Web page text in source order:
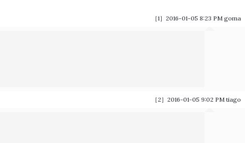
［1］2016-01-05 8:23 PM goma
［2］2016-01-05 9:02 PM tiago